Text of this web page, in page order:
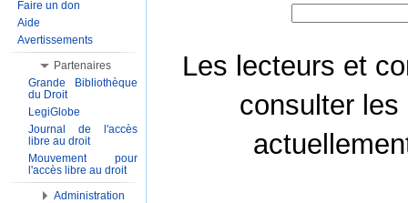
Les lecteurs et
consulter les
Faire un don
Aide
Avertissements
Partenaires
Grande Bibliothèque
du Droit
LegiGlobe
Journal de l'accès
libre au droit
Mouvement pour
l'accès libre au droit
Administration